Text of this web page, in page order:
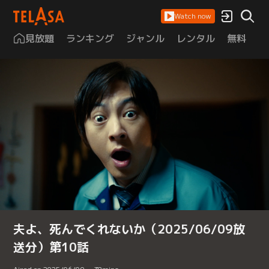
Watch now
見放題 ランキング ジャンル レンタル 無料
夫よ、死んでくれないか（2025/06/09放
送分）第10話